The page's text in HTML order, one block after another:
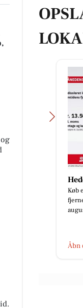
Hedensted
Køb en
fjernevarme og
august måned.
Åbn opslaget